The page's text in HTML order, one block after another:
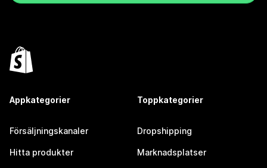
Appkategorier
Försäljningskanaler
Hitta produkter
Toppkategorier
Dropshipping
Marknadsplatser